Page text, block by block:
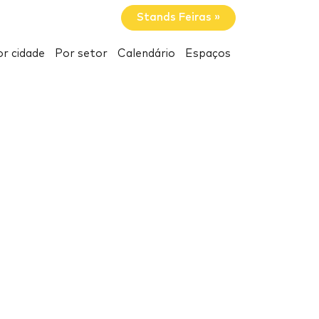
Stands Feiras »
cidade Por setor Calendário Espaços